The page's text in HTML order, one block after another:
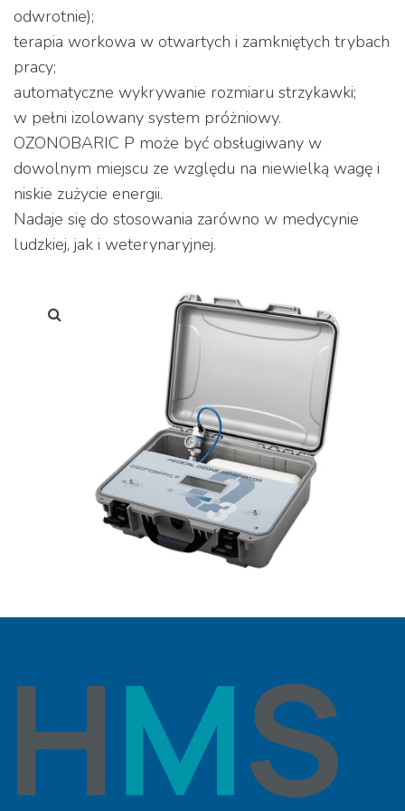
odwrotnie);
terapia workowa w otwartych i zamkniętych trybach
pracy;
automatyczne wykrywanie rozmiaru strzykawki;
w pełni izolowany system próżniowy.
OZONOBARIC P może być obsługiwany w
dowolnym miejscu ze względu na niewielką wagę i
niskie zużycie energii.
Nadaje się do stosowania zarówno w medycynie
ludzkiej, jak i weterynaryjnej.